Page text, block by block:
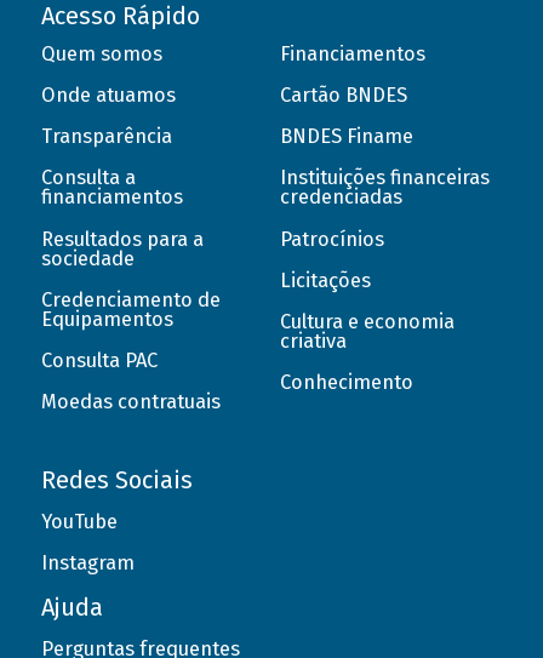
Acesso Rápido
Quem somos
Onde atuamos
Transparência
Consulta a
financiamentos
Resultados para a
sociedade
Credenciamento de
Equipamentos
Consulta PAC
Moedas contratuais
Financiamentos
Cartão BNDES
BNDES Finame
Instituições financeiras
credenciadas
Patrocínios
Licitações
Cultura e economia
criativa
Conhecimento
Redes Sociais
YouTube
Instagram
Ajuda
Perguntas frequentes